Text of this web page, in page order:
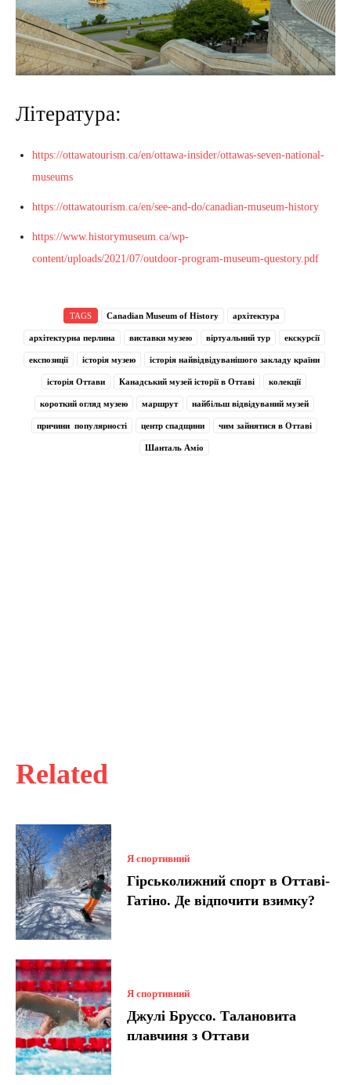
Related
Я спортивний
Гірськолижний спорт в Оттаві-
Гатіно. Де відпочити взимку?
Я спортивний
Джулі Бруссо. Талановита
плавчиня з Оттави
Література:
https://ottawatourism.ca/en/ottawa-insider/ottawas-seven-national-
museums
https://ottawatourism.ca/en/see-and-do/canadian-museum-history
https://www.historymuseum.ca/wp-
content/uploads/2021/07/outdoor-program-museum-questory.pdf
TAGS Canadian Museum of History архітектура
архітектурна перлина виставки музею віртуальний тур екскурсії
експозиції історія музею історія найвідвідуванішого закладу країни
історія Оттави Канадський музей історії в Оттаві колекції
короткий огляд музею маршрут найбільш відвідуваний музей
причини популярності центр спадщини чим зайнятися в Оттаві
Шанталь Аміо